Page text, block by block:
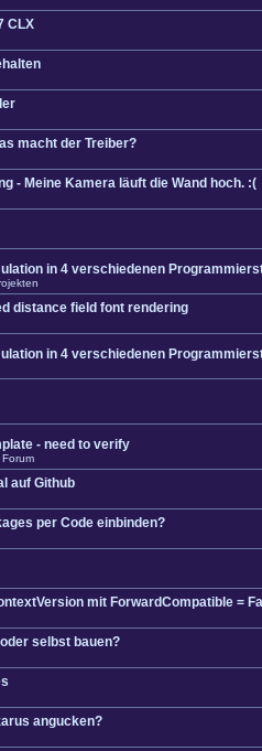
CLX
macht der Treiber?
- Meine Kamera läuft die Wand hoch. :(
in 4 verschiedenen
distance field font rendering
in 4 verschiedenen
- need to verify
auf Github
per Code einbinden?
mit ForwardCompatible =
selbst bauen?
angucken?